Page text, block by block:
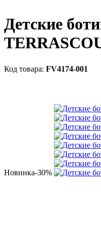
Детские
FV4174-001
Новинка-30%